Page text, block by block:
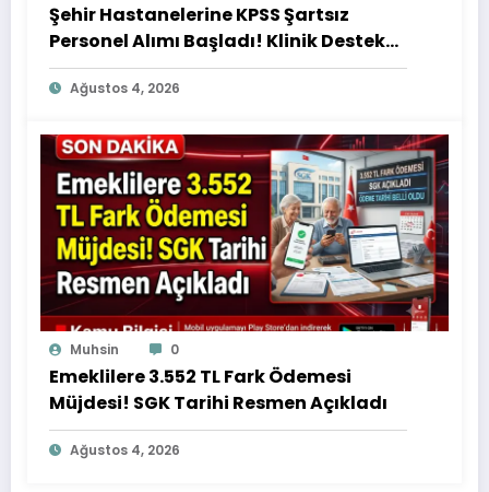
Şehir Hastanelerine KPSS Şartsız
Personel Alımı Başladı! Klinik Destek
Elemanı, Hastane Hizmetlisi ve
Temizlik Görevlisi Alınacak
Ağustos 4, 2026
Muhsin 0
Emeklilere 3.552 TL Fark Ödemesi
Müjdesi! SGK Tarihi Resmen Açıkladı
Ağustos 4, 2026